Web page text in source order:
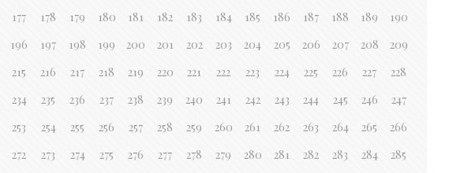
177 178 179 180 181 182 183 184 185 186 187 188 189
190
196 197 198 199 200 201 202 203 204 205 206 207 208
209
215 216 217 218 219 220 221 222 223 224 225 226 227
228
234 235 236 237 238 239 240 241 242 243 244 245 246
247
253 254 255 256 257 258 259 260 261 262 263 264 265
266
272 273 274 275 276 277 278 279 280 281 282 283 284
285